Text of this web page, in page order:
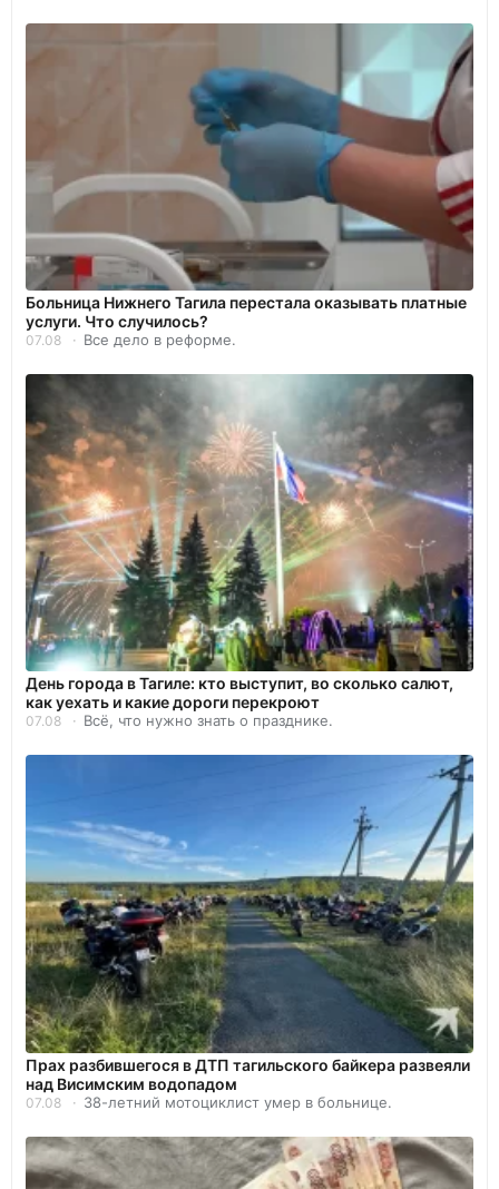
Больница Нижнего Тагила перестала оказывать платные
услуги. Что случилось?
07.08 Все дело в реформе.
День города в Тагиле: кто выступит, во сколько салют,
как уехать и какие дороги перекроют
07.08 Всё, что нужно знать о празднике.
Прах разбившегося в ДТП тагильского байкера развеяли
над Висимским водопадом
07.08 38-летний мотоциклист умер в больнице.